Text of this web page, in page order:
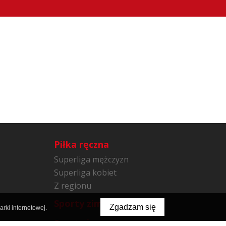
Piłka ręczna
Superliga mężczyzn
Superliga kobiet
Z regionu
Sporty zimowe
Sporty inne
internetowej. Zgadzam się